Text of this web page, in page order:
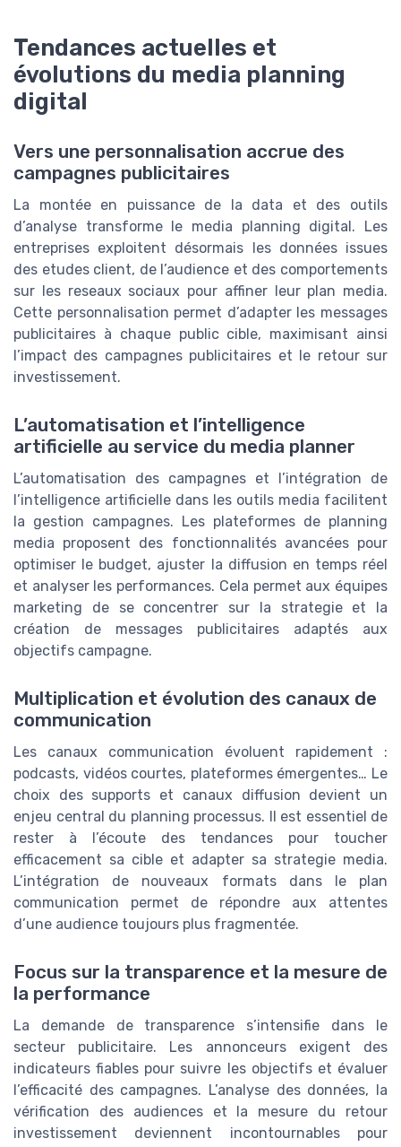
Tendances actuelles et
évolutions du media planning
digital
Vers une personnalisation accrue des
campagnes publicitaires
La montée en puissance de la data et des outils
d’analyse transforme le media planning digital. Les
entreprises exploitent désormais les données issues
des etudes client, de l’audience et des comportements
sur les reseaux sociaux pour affiner leur plan media.
Cette personnalisation permet d’adapter les messages
publicitaires à chaque public cible, maximisant ainsi
l’impact des campagnes publicitaires et le retour sur
investissement.
L’automatisation et l’intelligence
artificielle au service du media planner
L’automatisation des campagnes et l’intégration de
l’intelligence artificielle dans les outils media facilitent
la gestion campagnes. Les plateformes de planning
media proposent des fonctionnalités avancées pour
optimiser le budget, ajuster la diffusion en temps réel
et analyser les performances. Cela permet aux équipes
marketing de se concentrer sur la strategie et la
création de messages publicitaires adaptés aux
objectifs campagne.
Multiplication et évolution des canaux de
communication
Les canaux communication évoluent rapidement :
podcasts, vidéos courtes, plateformes émergentes… Le
choix des supports et canaux diffusion devient un
enjeu central du planning processus. Il est essentiel de
rester à l’écoute des tendances pour toucher
efficacement sa cible et adapter sa strategie media.
L’intégration de nouveaux formats dans le plan
communication permet de répondre aux attentes
d’une audience toujours plus fragmentée.
Focus sur la transparence et la mesure de
la performance
La demande de transparence s’intensifie dans le
secteur publicitaire. Les annonceurs exigent des
indicateurs fiables pour suivre les objectifs et évaluer
l’efficacité des campagnes. L’analyse des données, la
vérification des audiences et la mesure du retour
investissement deviennent incontournables pour